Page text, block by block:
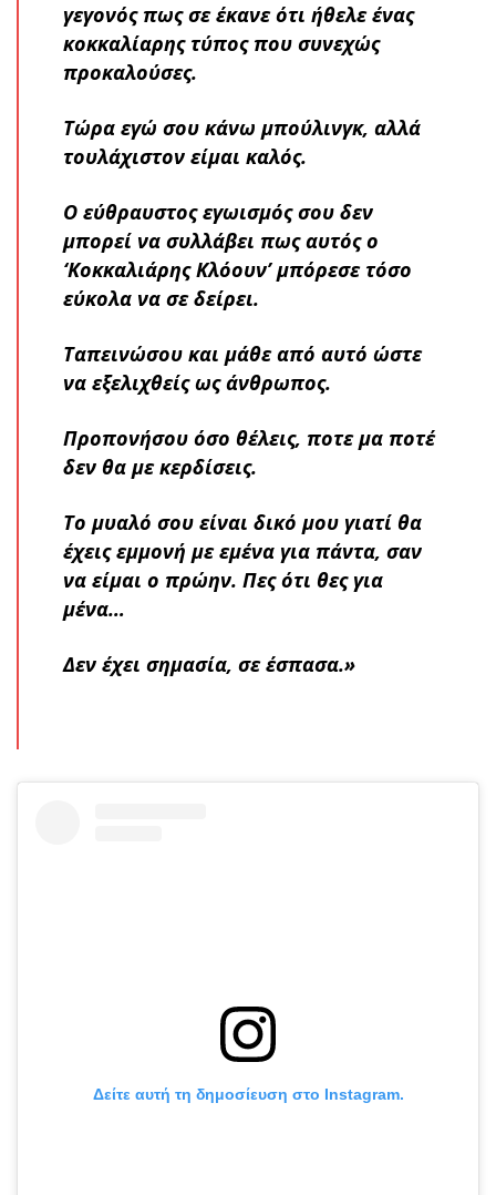
γεγονός πως σε έκανε ότι ήθελε ένας
κοκκαλίαρης τύπος που συνεχώς
προκαλούσες.
Τώρα εγώ σου κάνω μπούλινγκ, αλλά
τουλάχιστον είμαι καλός.
Ο εύθραυστος εγωισμός σου δεν
μπορεί να συλλάβει πως αυτός ο
‘Κοκκαλιάρης Κλόουν’ μπόρεσε τόσο
εύκολα να σε δείρει.
Ταπεινώσου και μάθε από αυτό ώστε
να εξελιχθείς ως άνθρωπος.
Προπονήσου όσο θέλεις, ποτε μα ποτέ
δεν θα με κερδίσεις.
Το μυαλό σου είναι δικό μου γιατί θα
έχεις εμμονή με εμένα για πάντα, σαν
να είμαι ο πρώην. Πες ότι θες για
μένα…
Δεν έχει σημασία, σε έσπασα.»
Δείτε αυτή τη δημοσίευση στο Instagram.